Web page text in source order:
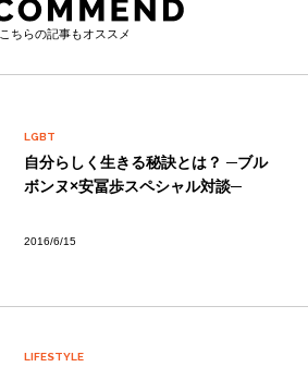
こちらの記事もオススメ
LGBT
自分らしく生きる秘訣とは？ ─ブル
ボンヌ×安冨歩スペシャル対談─
2016/6/15
LIFESTYLE